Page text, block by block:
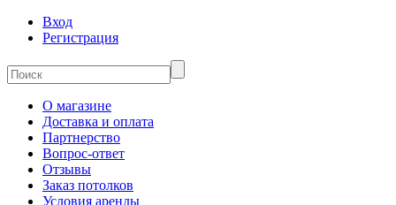
Вход
Регистрация
О магазине
Доставка и оплата
Партнерство
Вопрос-ответ
Отзывы
Заказ потолков
Условия аренды